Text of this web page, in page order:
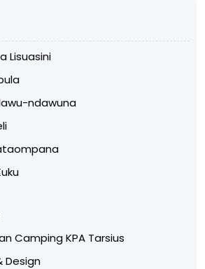
Lisuasini
ndawuna
Camping KPA Tarsius
Design